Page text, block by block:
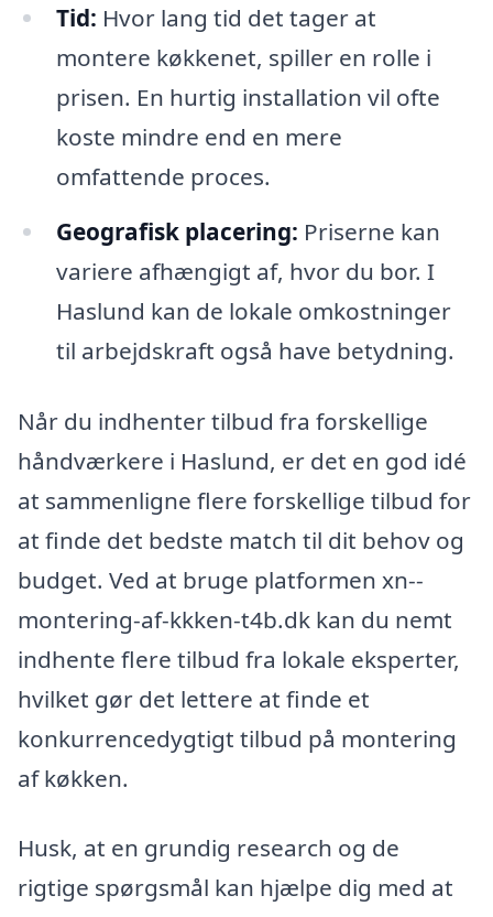
Tid: Hvor lang tid det tager at
montere køkkenet, spiller en rolle i
prisen. En hurtig installation vil ofte
koste mindre end en mere
omfattende proces.
Geografisk placering: Priserne kan
variere afhængigt af, hvor du bor. I
Haslund kan de lokale omkostninger
til arbejdskraft også have betydning.
Når du indhenter tilbud fra forskellige
håndværkere i Haslund, er det en god idé
at sammenligne flere forskellige tilbud for
at finde det bedste match til dit behov og
budget. Ved at bruge platformen xn--
montering-af-kkken-t4b.dk kan du nemt
indhente flere tilbud fra lokale eksperter,
hvilket gør det lettere at finde et
konkurrencedygtigt tilbud på montering
af køkken.
Husk, at en grundig research og de
rigtige spørgsmål kan hjælpe dig med at